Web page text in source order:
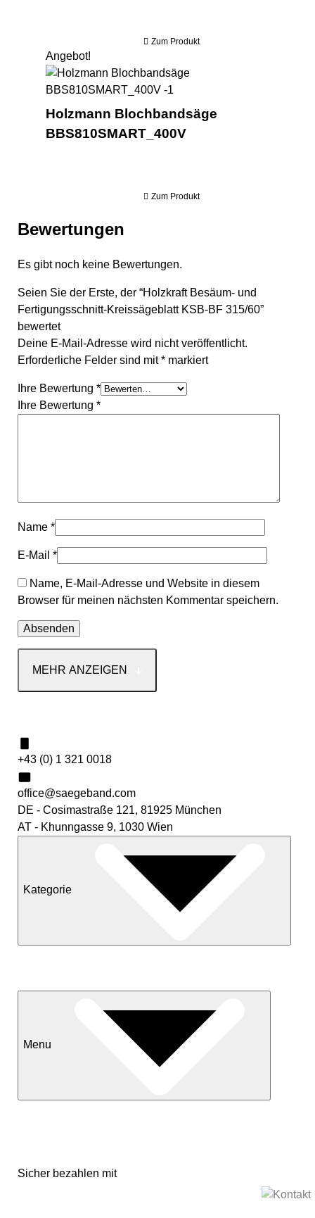
Zum Produkt
Angebot!
Holzmann Blochbandsäge
BBS810SMART_400V
Zum Produkt
Bewertungen
Es gibt noch keine Bewertungen.
Seien Sie der Erste, der “Holzkraft Besäum- und
Fertigungsschnitt-Kreissägeblatt KSB-BF 315/60”
bewertet
Deine E-Mail-Adresse wird nicht veröffentlicht.
Erforderliche Felder sind mit* markiert
Ihre Bewertung *
Ihre Bewertung *
Name *
E-Mail *
Name, E-Mail-Adresse und Website in diesem
Browser für meinen nächsten Kommentar speichern.
MEHR ANZEIGEN
+43 (0) 1 321 0018
office@saegeband.com
DE - Cosimastraße 121, 81925 München
AT - Khunngasse 9, 1030 Wien
Kategorie
Menu
Sicher bezahlen mit